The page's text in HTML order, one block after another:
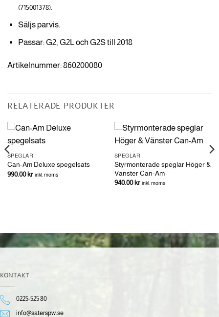
(715001378).
Säljs parvis.
Passar: G2, G2L och G2S till 2018
Artikelnummer: 860200080
RELATERADE PRODUKTER
SPEGLAR
Can-Am Deluxe spegelsats
990.00kr inkl. moms
SPEGLAR
Styrmonterade speglar Höger &
Vänster Can-Am
940.00kr inkl. moms
KONTAKT
0225-525 80
info@saterspw.se